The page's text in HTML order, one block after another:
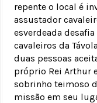
repente o local é
assustador
esverdeada
cavaleiros da
duas pessoas
próprio Rei Arthur
sobrinho teimoso
missão em seu